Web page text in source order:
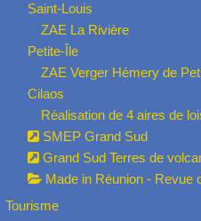
Saint-Louis
ZAE La Rivière
Petite-Île
ZAE Verger Hémery de
Cilaos
Réalisation de 4 aires de
SMEP Grand Sud
Grand Sud Terres de
Made in Réunion - Revue
Tourisme